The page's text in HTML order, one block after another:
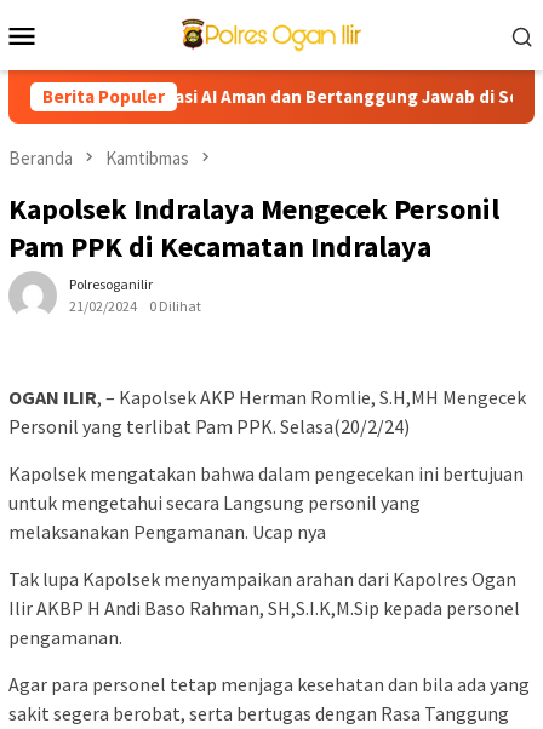
ke
Mobile
Berita Populer
Edukasi AI Aman dan Bertanggung Jawab di Sekolah
Beranda Kamtibmas
Kapolsek Indralaya Mengecek Personil
Pam PPK di Kecamatan Indralaya
Polresoganilir
21/02/2024
0 Dilihat
OGAN ILIR, – Kapolsek AKP Herman Romlie, S.H,MH Mengecek
Personil yang terlibat Pam PPK. Selasa(20/2/24)
Kapolsek mengatakan bahwa dalam pengecekan ini bertujuan
untuk mengetahui secara Langsung personil yang
melaksanakan Pengamanan. Ucap nya
Tak lupa Kapolsek menyampaikan arahan dari Kapolres Ogan
Ilir AKBP H Andi Baso Rahman, SH,S.I.K,M.Sip kepada personel
pengamanan.
Agar para personel tetap menjaga kesehatan dan bila ada yang
sakit segera berobat, serta bertugas dengan Rasa Tanggung